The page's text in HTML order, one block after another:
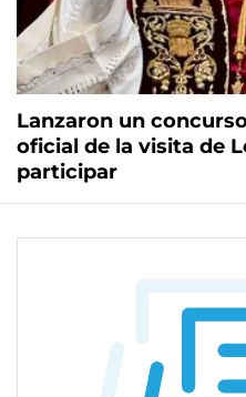
Lanzaron un
oficial de la visita de
participar